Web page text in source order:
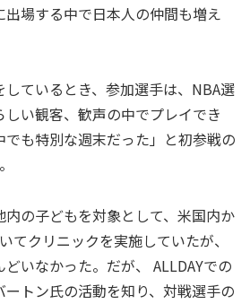
出場する中で日本人の仲間も増え
しているとき、参加選手は、NBA選
い観客、歓声の中でプレイでき
でも特別な週末だった」と初参戦の
内の子どもを対象として、米国内か
てクリニックを実施していたが、
いなかった。だが、 ALLDAYでの
トン氏の活動を知り、対戦選手の